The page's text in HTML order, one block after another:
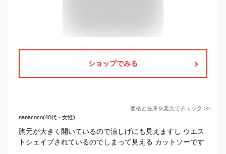
ショップでみる
価格と在庫を楽天でチェック >>
nanacoco(40代・女性)
胸元が大きく開いているので涼しげにも見えますし ウエス
トシェイプされているのでしまって見える カットソーです